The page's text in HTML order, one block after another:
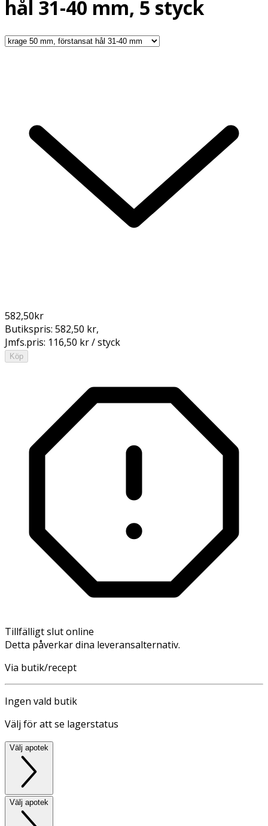
hål 31-40 mm, 5 styck
582,50kr
Butikspris: 582,50 kr,
Jmfs.pris: 116,50 kr / styck
Köp
Tillfälligt slut online
Detta påverkar dina leveransalternativ.
Via butik/recept
Ingen vald butik
Välj för att se lagerstatus
Välj apotek
Välj apotek